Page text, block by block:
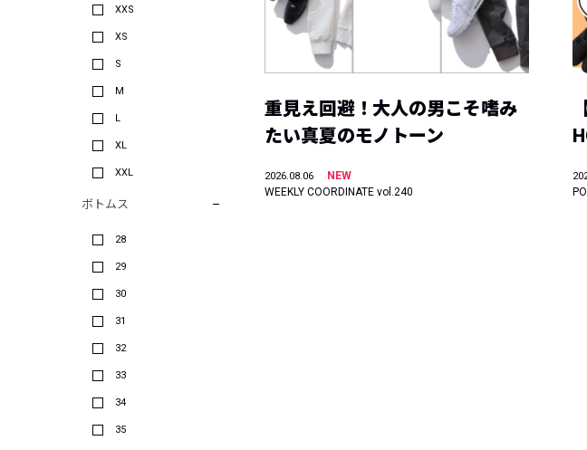
XXS
XS
S
M
L
XL
XXL
ボトムス
28
29
30
31
32
33
34
35
重見え回避！大人の男こそ嗜み
たい真夏のモノトーン
2026.08.06
NEW
WEEKLY COORDINATE vol.240